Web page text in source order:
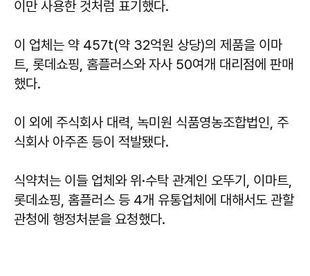
이만 사용한 것처럼 표기했다.
이 업체는 약 457t(약 32억원 상당)의 제품을 이마
트, 롯데쇼핑, 홈플러스와 자사 50여개 대리점에 판매
했다.
이 외에 주식회사 대력, 녹미원 식품영농조합법인, 주
식회사 아주존 등이 적발됐다.
식약처는 이들 업체와 위·수탁 관계인 오뚜기, 이마트,
롯데쇼핑, 홈플러스 등 4개 유통업체에 대해서도 관할
관청에 행정처분을 요청했다.